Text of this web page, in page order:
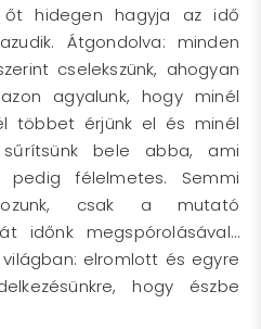
hidegen hagyja az idő
Átgondolva: minden
cselekszünk, ahogyan
agyalunk, hogy minél
többet érjünk el és minél
bele abba, ami
pedig félelmetes. Semmi
csak a mutató
időnk megspórolásával…
elromlott és egyre
hogy észbe